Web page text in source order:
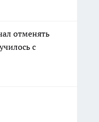
отменять
с